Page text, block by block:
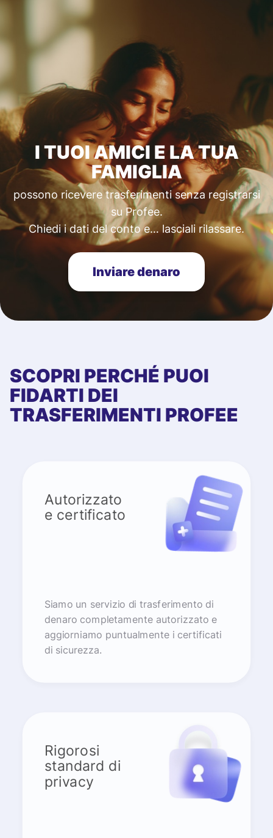
I TUOI AMICI E LA TUA
FAMIGLIA
possono ricevere trasferimenti senza registrarsi
su Profee.
Chiedi i dati del conto e… lasciali rilassare.
Inviare denaro
SCOPRI PERCHÉ PUOI
FIDARTI DEI
TRASFERIMENTI PROFEE
Autorizzato
e certificato
Siamo un servizio di trasferimento di
denaro completamente autorizzato e
aggiorniamo puntualmente i certificati
di sicurezza.
Rigorosi
standard di
privacy